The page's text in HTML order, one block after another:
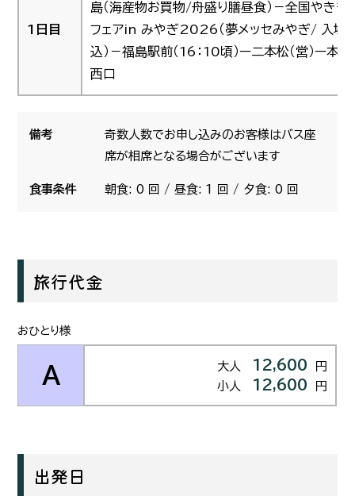
1日目
島（海産物お買物/舟盛り膳昼食）－全国やきも
フェアin みやぎ2026（夢メッセみやぎ/ 入場
込）－福島駅前（16：10頃）ー二本松（営）ー本
西口
備考
奇数人数でお申し込みのお客様はバス座
席が相席となる場合がございます
食事条件 朝食: 0 回 / 昼食: 1 回 / 夕食: 0 回
旅行代金
おひとり様
A 大人 12,600
円
小人
12,600 円
出発日